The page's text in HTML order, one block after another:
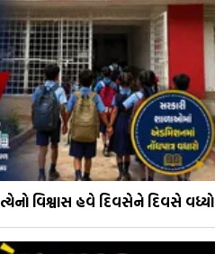
વિશ્વાસ હવે દિવસેને દિવસે વધ્યો